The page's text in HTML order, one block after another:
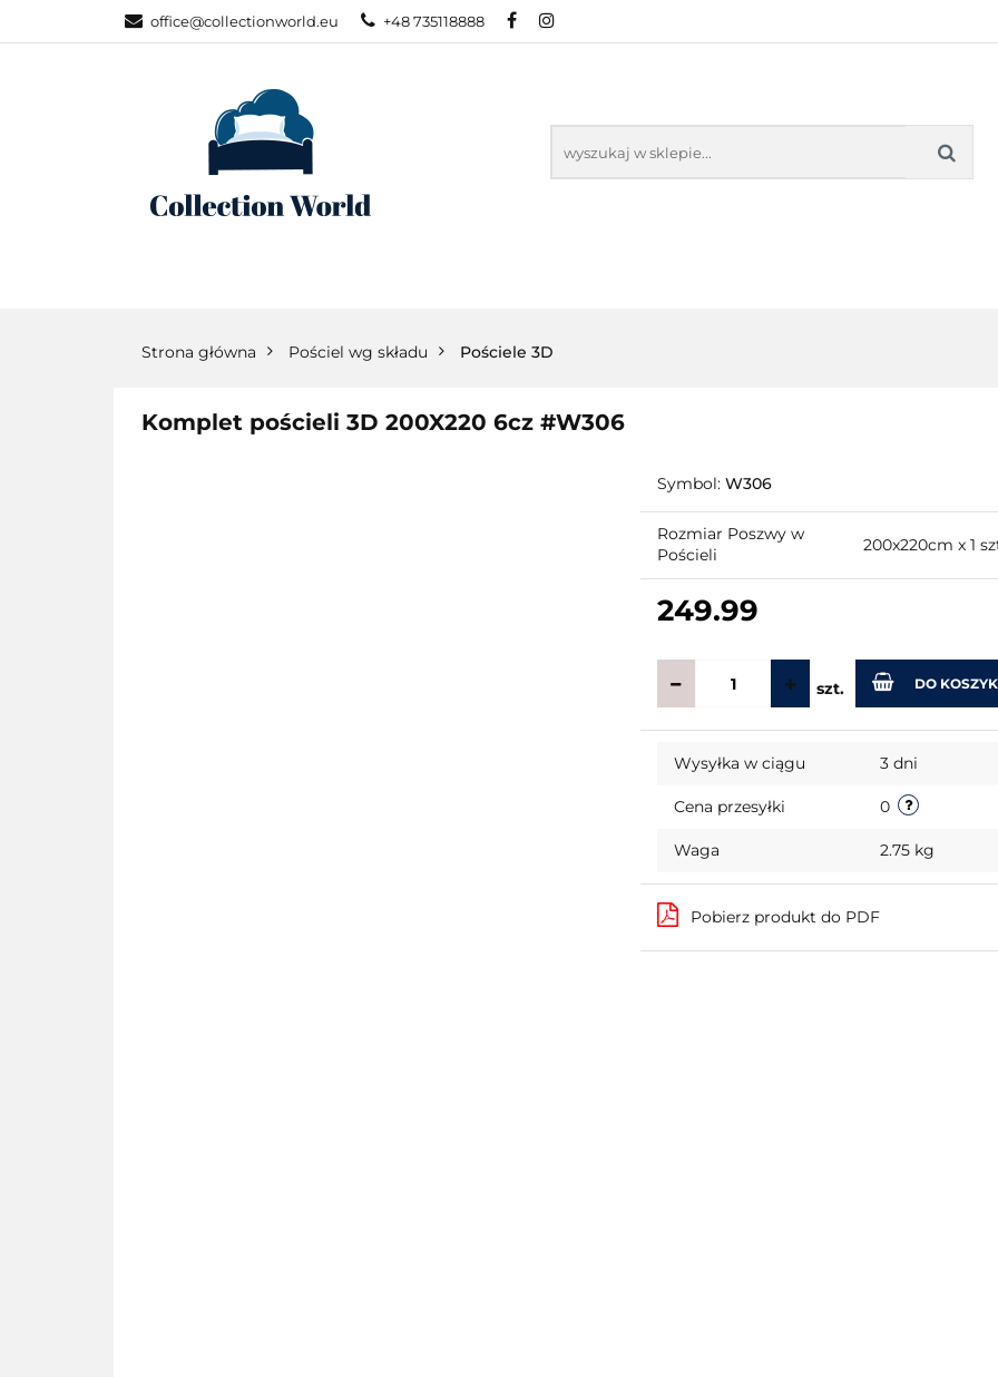
office@collectionworld.eu +48 735118888
KATEGORIE NOWOŚCI
Strona główna Pościel wg składu Pościele 3D
Komplet pościeli 3D 200X220 6cz #W306
Symbol: W306
Rozmiar Poszwy w
Pościeli
200x220cm x 1
249.99
szt. DO
Wysyłka w ciągu 3 dni
Cena przesyłki 0
Waga 2.75 kg
Pobierz produkt do PDF